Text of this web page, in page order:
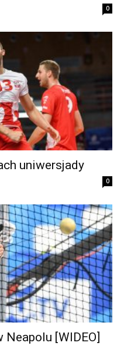
0
uniwersjady
0
[WIDEO]